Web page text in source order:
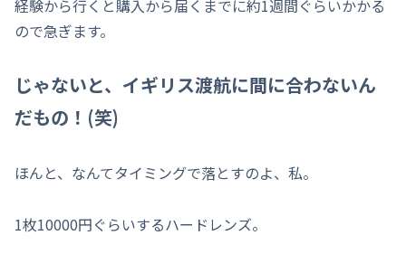
経験から行くと購入から届くまでに約1週間ぐらいかかる
ので急ぎます。
じゃないと、イギリス渡航に間に合わないん
だもの！(笑)
ほんと、なんてタイミングで落とすのよ、私。
1枚10000円ぐらいするハードレンズ。